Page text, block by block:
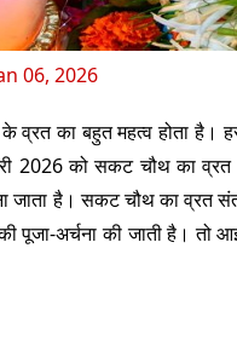
06, 2026
व्रत का बहुत महत्व होता है।
2026 को सकट चौथ का
जाता है। सकट चौथ का व्रत
पूजा-अर्चना की जाती है। तो